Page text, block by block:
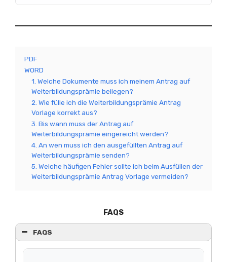
PDF
WORD
1. Welche Dokumente muss ich meinem Antrag auf
Weiterbildungsprämie beilegen?
2. Wie fülle ich die Weiterbildungsprämie Antrag
Vorlage korrekt aus?
3. Bis wann muss der Antrag auf
Weiterbildungsprämie eingereicht werden?
4. An wen muss ich den ausgefüllten Antrag auf
Weiterbildungsprämie senden?
5. Welche häufigen Fehler sollte ich beim Ausfüllen der
Weiterbildungsprämie Antrag Vorlage vermeiden?
FAQS
FAQS